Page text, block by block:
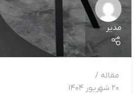
مدیر
مقاله
20 شهریور 1404